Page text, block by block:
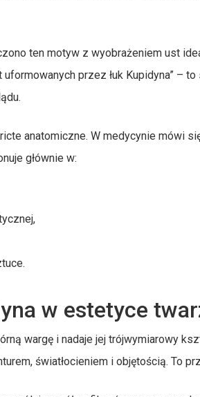
ten motyw z wyobrażeniem ust
przez łuk Kupidyna” –
anatomiczne. W medycynie mówi
głównie w:
w estetyce
wargę i nadaje jej trójwymiarowy
światłocieniem i objętością. To